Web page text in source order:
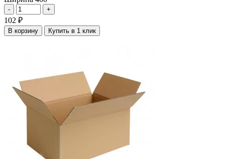
- +
102 ₽
В корзину Купить в 1 клик